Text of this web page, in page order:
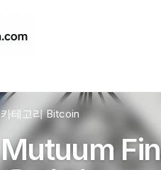
카테고리Bitcoin
Mutuum